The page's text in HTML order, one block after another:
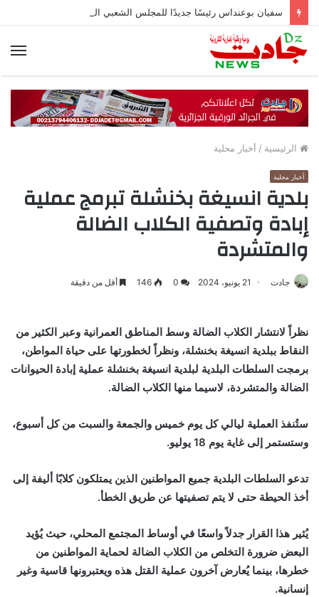
الرئيسية / أخبار محلية
أخبار محلية
بلدية انسيغة بخنشلة تبرمج عملية
إبادة وتصفية الكلاب الضالة
والمتشردة
جادت 21 يونيو، 2024 0
146 أقل من دقيقة
نظراً لانتشار الكلاب الضالة وسط المناطق العمرانية وعبر الكثير من
النقاط ببلدية انسيغة بخنشلة، ونظراً لخطورتها على حياة المواطن،
برمجت السلطات البلدية لبلدية انسيغة بخنشلة عملية إبادة الحيوانات
الضالة والمتشردة، لاسيما منها الكلاب الضالة.
ستُنفذ العملية ليالي كل يوم خميس والجمعة والسبت من كل أسبوع،
وستستمر إلى غاية يوم 18 يوليو.
تدعو السلطات البلدية جميع المواطنين الذين يمتلكون كلابًا أليفة إلى
أخذ الحيطة حتى لا يتم تصفيتها عن طريق الخطأ.
يُثير هذا القرار جدلاً واسعًا في أوساط المجتمع المحلي، حيث يُؤيد
البعض ضرورة التخلص من الكلاب الضالة لحماية المواطنين من
خطرها، بينما يُعارض آخرون عملية القتل هذه ويعتبرونها قاسية وغير
إنسانية.